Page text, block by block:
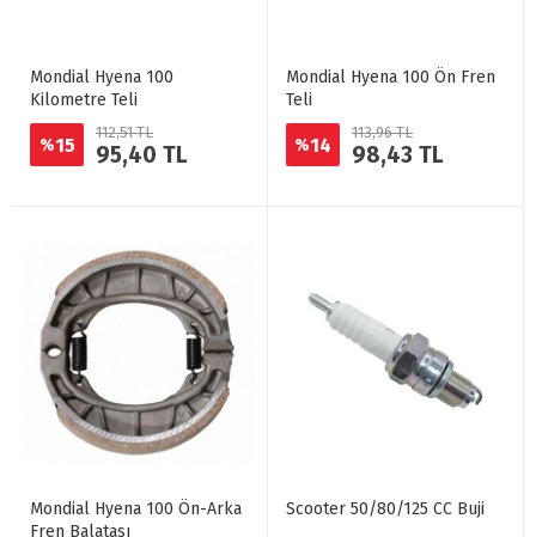
Mondial Hyena 100
Kilometre Teli
%15
112,51 TL
95,40 TL
Mondial Hyena 100 Ön Fren
Teli
%14
113,96 TL
98,43 TL
Mondial Hyena 100 Ön-Arka
Fren Balatası
Scooter 50/80/125 CC Buji